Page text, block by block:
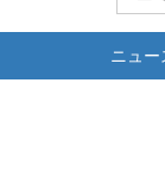
ニュー